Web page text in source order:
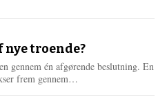
troende?
gennem én afgørende beslutning. En
frem gennem…